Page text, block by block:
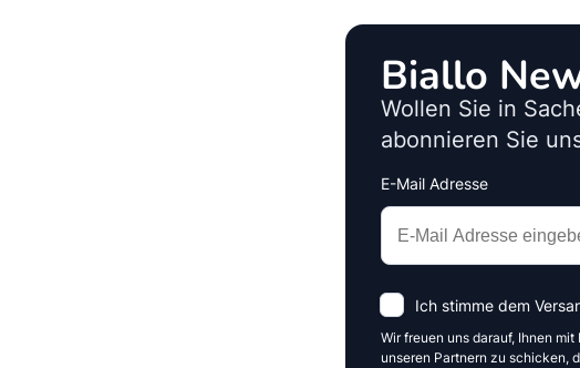
Biallo
Wollen Sie in
abonnieren Sie
E-Mail Adresse
Interests
Amount
Ich stimme dem
Wir freuen uns darauf, Ihnen
unseren Partnern zu schicken,